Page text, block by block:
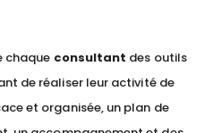
chaque consultant des outils
de réaliser leur activité de
et organisée, un plan de